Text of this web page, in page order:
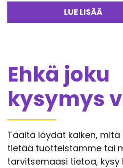
LUE LISÄÄ
Ehkä joku
kysymys
Täältä löydät kaiken,
tietää tuotteistamme tai
tarvitsemaasi tietoa, kysy